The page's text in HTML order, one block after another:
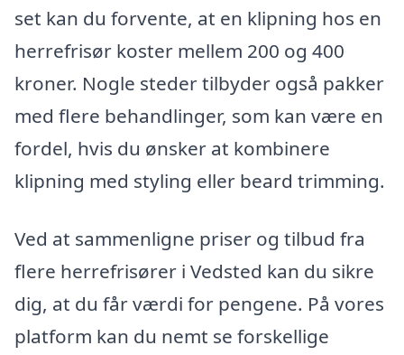
set kan du forvente, at en klipning hos en
herrefrisør koster mellem 200 og 400
kroner. Nogle steder tilbyder også pakker
med flere behandlinger, som kan være en
fordel, hvis du ønsker at kombinere
klipning med styling eller beard trimming.
Ved at sammenligne priser og tilbud fra
flere herrefrisører i Vedsted kan du sikre
dig, at du får værdi for pengene. På vores
platform kan du nemt se forskellige